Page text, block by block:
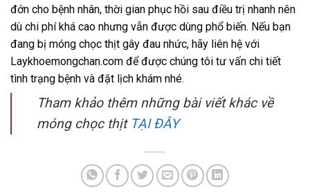
đớn cho bệnh nhân, thời gian phục hồi sau điều trị nhanh nên
dù chi phí khá cao nhưng vẫn được dùng phổ biến. Nếu bạn
đang bị móng chọc thịt gây đau nhức, hãy liên hệ với
Laykhoemongchan.com để được chúng tôi tư vấn chi tiết
tình trạng bệnh và đặt lịch khám nhé.
Tham khảo thêm những bài viết khác về
móng chọc thịt TẠI ĐÂY